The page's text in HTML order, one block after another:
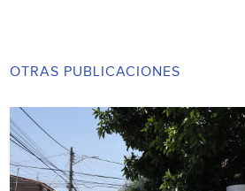
OTRAS PUBLICACIONES